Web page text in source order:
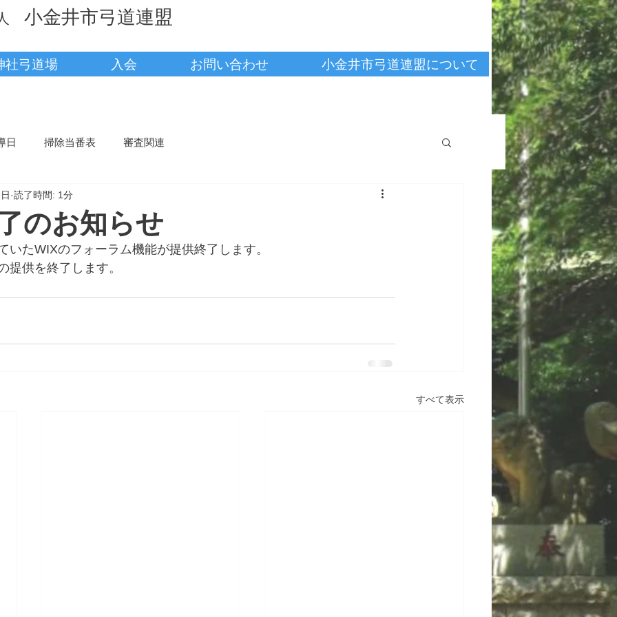
小金井市弓道連盟
社弓道場 入会 お問い合わせ 小金井市弓道連盟について
日 掃除当番表 審査関連
のお知らせ
読了時間: 1分
いたWIXのフォーラム機能が提供終了します。
提供を終了します。
すべて表示